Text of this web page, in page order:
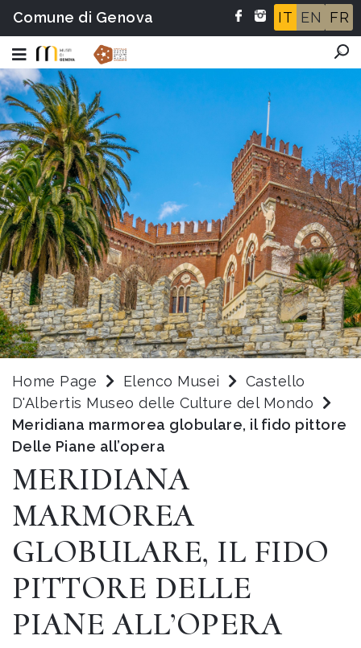
Comune di Genova IT EN FR
Home Page Elenco Musei
Castello
D'Albertis Museo delle Culture del Mondo
Meridiana marmorea globulare, il fido pittore
Delle Piane all’opera
MERIDIANA
MARMOREA
GLOBULARE, IL FIDO
PITTORE DELLE
PIANE ALL’OPERA